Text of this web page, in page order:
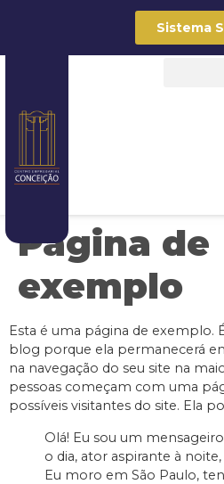
Sistema
Página de
exemplo
Esta é uma página de exemplo.
blog porque ela permanecerá
na navegação do seu site na
pessoas começam com uma
possíveis visitantes do site. Ela
Olá! Eu sou um
o dia, ator aspirante à
Eu moro em São Paulo,